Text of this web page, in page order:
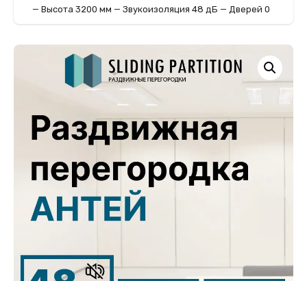
— Высота 3200 мм — Звукоизоляция 48 дБ — Дверей 0